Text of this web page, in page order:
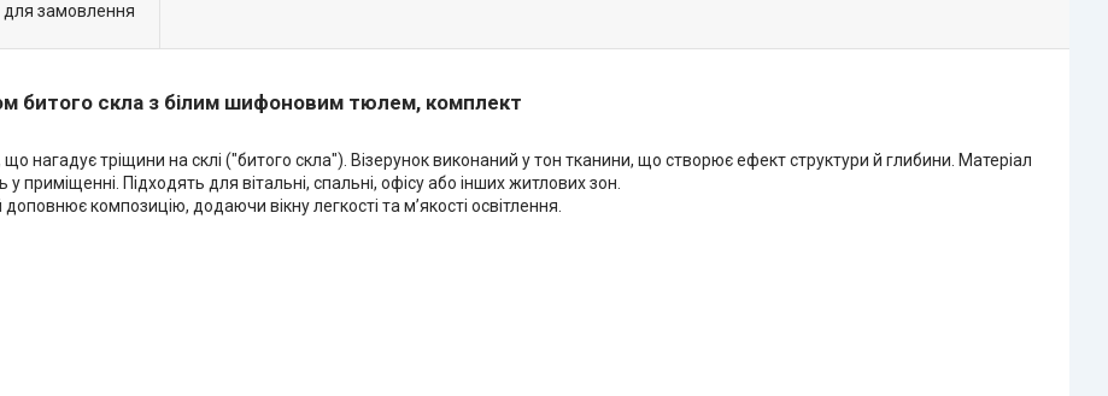
для замовлення
битого скла з білим шифоновим тюлем, комплект
нагадує тріщини на склі ("битого скла"). Візерунок виконаний у тон тканини, що створює ефект структури й глибини. Матеріал
приміщенні. Підходять для вітальні, спальні, офісу або інших житлових зон.
композицію, додаючи вікну легкості та м’якості освітлення.